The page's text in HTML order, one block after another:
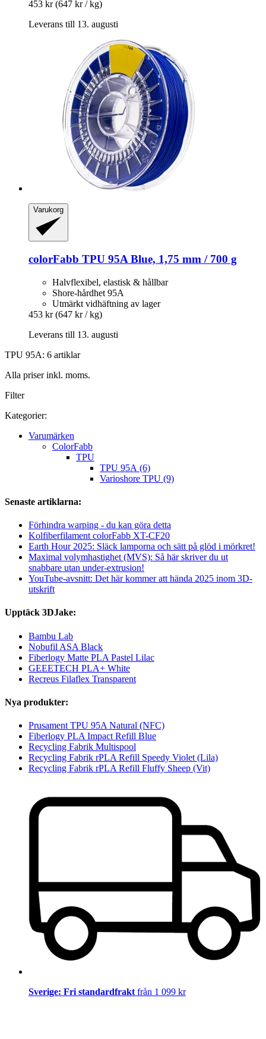
453 kr (647 kr / kg)
Leverans till 13. augusti
Varukorg
colorFabb TPU 95A Blue, 1,75 mm / 700 g
Halvflexibel, elastisk & hållbar
Shore-hårdhet 95A
Utmärkt vidhäftning av lager
453 kr (647 kr / kg)
Leverans till 13. augusti
TPU 95A: 6 artiklar
Alla priser inkl. moms.
Filter
Kategorier:
Varumärken
ColorFabb
TPU
TPU 95A (6)
Varioshore TPU (9)
Senaste artiklarna:
Förhindra warping - du kan göra detta
Kolfiberfilament colorFabb XT-CF20
Earth Hour 2025: Släck lamporna och sätt på glöd i mörkret!
Maximal volymhastighet (MVS): Så här skriver du ut
snabbare utan under-extrusion!
YouTube-avsnitt: Det här kommer att hända 2025 inom 3D-
utskrift
Upptäck 3DJake:
Bambu Lab
Nobufil ASA Black
Fiberlogy Matte PLA Pastel Lilac
GEEETECH PLA+ White
Recreus Filaflex Transparent
Nya produkter:
Prusament TPU 95A Natural (NFC)
Fiberlogy PLA Impact Refill Blue
Recycling Fabrik Multispool
Recycling Fabrik rPLA Refill Speedy Violet (Lila)
Recycling Fabrik rPLA Refill Fluffy Sheep (Vit)
Sverige: Fri standardfrakt från 1 099 kr